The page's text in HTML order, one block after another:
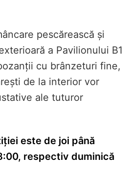
pescărească și
a Pavilionului B1
cu brânzeturi fine,
de la interior vor
ale tuturor
este de joi până
respectiv duminică